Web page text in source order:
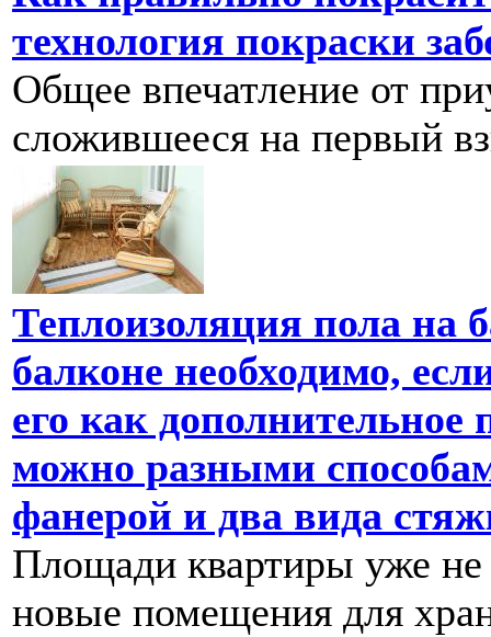
технология покраски
Общее впечатление от
сложившееся на первый
Теплоизоляция пола на
балконе необходимо,
его как
можно разными
фанерой и два вида
Площади квартиры уже
новые помещения для